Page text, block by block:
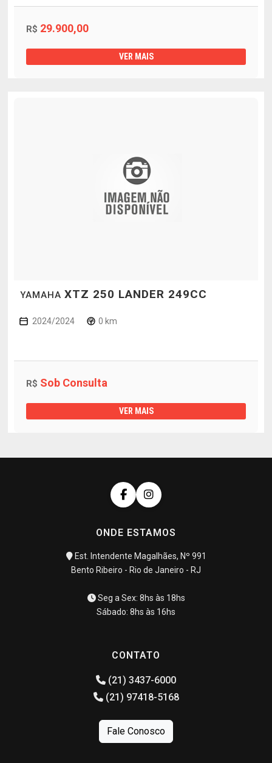
R$ 29.900,00
VER MAIS
YAMAHA XTZ 250 LANDER 249CC
2024/2024 0 km
R$ Sob Consulta
VER MAIS
ONDE ESTAMOS
Est. Intendente Magalhães, Nº 991
Bento Ribeiro - Rio de Janeiro - RJ
Seg a Sex: 8hs às 18hs
Sábado: 8hs às 16hs
CONTATO
(21) 3437-6000
(21) 97418-5168
Fale Conosco